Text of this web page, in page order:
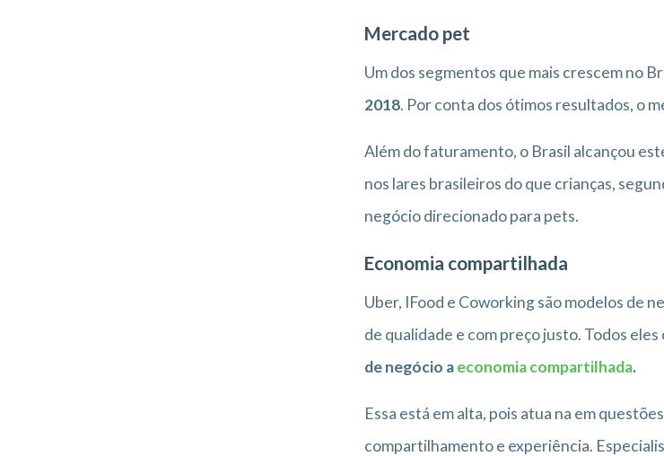
Mercado pet
Um dos segmentos que mais crescem no
2018. Por conta dos ótimos resultados, o
Além do faturamento, o Brasil alcançou
nos lares brasileiros do que crianças,
negócio direcionado para pets.
Economia compartilhada
Uber, IFood e Coworking são modelos de
de qualidade e com preço justo. Todos
de negócio aeconomia compartilhada.
Essa está em alta, pois atua na em
compartilhamento e experiência.